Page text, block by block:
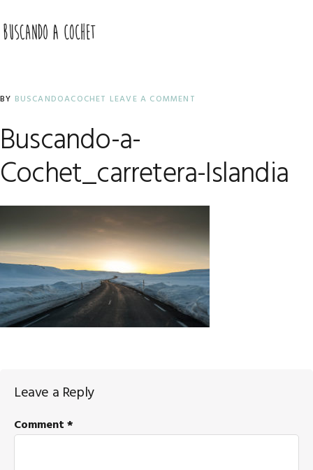
to
primary
to
main
to
primary
BY BUSCANDOACOCHET LEAVE A COMMENT
Buscando-a-
Cochet_carretera-Islandia
Reader
Interactions
Leave a Reply
Comment*